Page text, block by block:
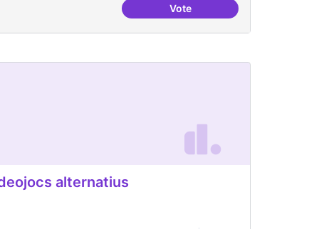
internacionals VoteTrobades democràtiques
alternatius